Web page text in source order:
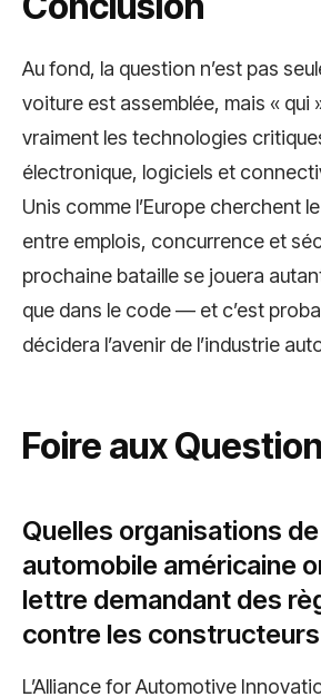
Au fond, la question n’est pas
voiture est assemblée, mais « qui
vraiment les technologies
électronique, logiciels et
Unis comme l’Europe cherchent
entre emplois, concurrence et
prochaine bataille se jouera
que dans le code — et c’est
décidera l’avenir de l’industrie
Foire aux
Quelles organisations
automobile américaine
lettre demandant des
contre les
L’Alliance for Automotive